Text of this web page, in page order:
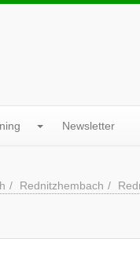
Newsletter
Rednitzhembach